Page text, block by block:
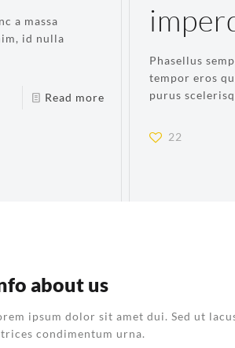
a massa
id nulla
Read more
Phasellus
tempor eros
purus
22
about us
ipsum dolor sit amet dui. Sed ut
condimentum urna.